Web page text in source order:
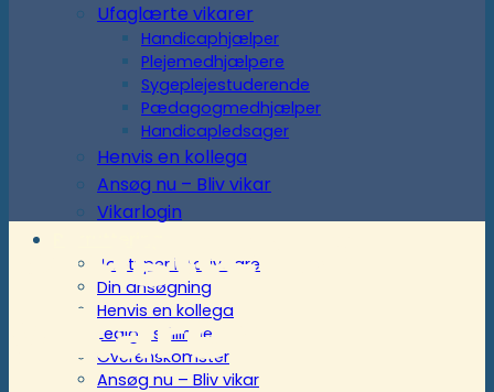
Ufaglærte vikarer
Handicaphjælper
Plejemedhjælpere
Sygeplejestuderende
Pædagogmedhjælper
Handicapledsager
Henvis en kollega
Ansøg nu – Bliv vikar
Vikarlogin
Jobtyper i ActivCare
Din ansøgning
Henvis en kollega
Ledige stillinger
Overenskomster
Ansøg nu – Bliv vikar
Ufaglærte
vikarer